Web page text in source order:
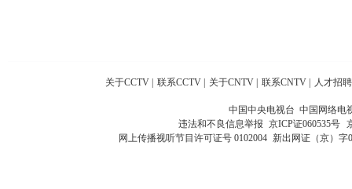
关于CCTV 联系CCTV 关于CNTV 联系CNTV 人才招聘
中国中央电视台 中国网络电
违法和不良信息举报 京ICP证060535号
网上传播视听节目许可证号 0102004 新出网证（京）